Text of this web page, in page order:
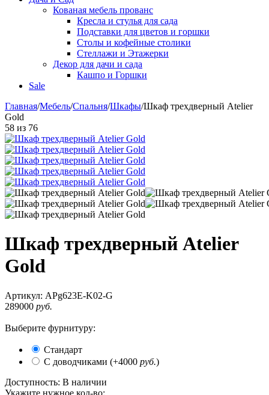
Кованая мебель прованс
Кресла и стулья для сада
Подставки для цветов и горшки
Столы и кофейные столики
Стеллажи и Этажерки
Декор для дачи и сада
Кашпо и Горшки
Sale
Главная/Мебель/Спальня/Шкафы/Шкаф трехдверный Atelier
Gold
58 из 76
Шкаф трехдверный Atelier
Gold
Артикул: APg623E-K02-G
289000 руб.
Выберите фурнитуру:
Стандарт
С доводчиками (+4000 руб.)
Доступность: В наличии
Укажите нужное кол-во: